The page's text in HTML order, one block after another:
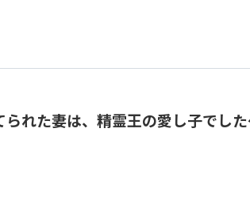
れた妻は、精霊王の愛し子でし